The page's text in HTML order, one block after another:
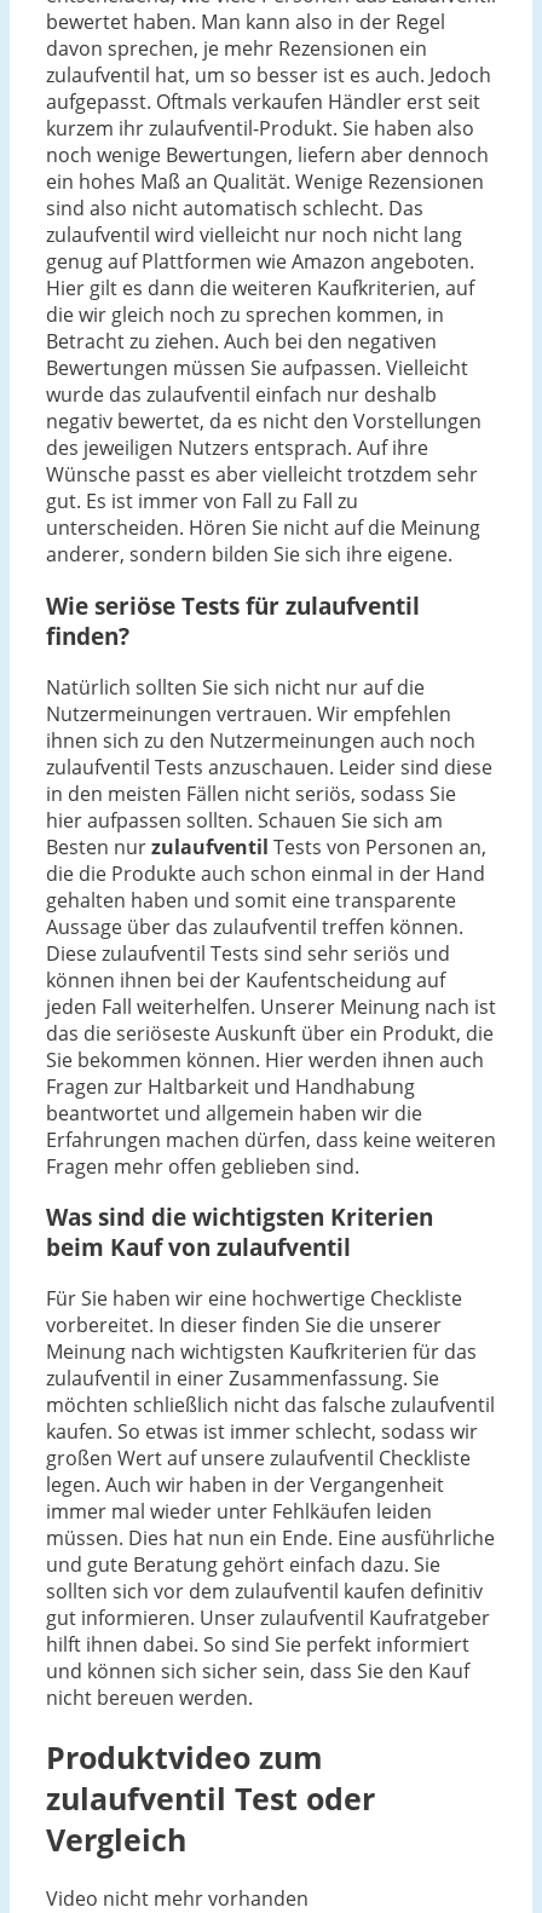
bewertet haben. Man kann also in der Regel
davon sprechen, je mehr Rezensionen ein
zulaufventil hat, um so besser ist es auch. Jedoch
aufgepasst. Oftmals verkaufen Händler erst seit
kurzem ihr zulaufventil-Produkt. Sie haben also
noch wenige Bewertungen, liefern aber dennoch
ein hohes Maß an Qualität. Wenige Rezensionen
sind also nicht automatisch schlecht. Das
zulaufventil wird vielleicht nur noch nicht lang
genug auf Plattformen wie Amazon angeboten.
Hier gilt es dann die weiteren Kaufkriterien, auf
die wir gleich noch zu sprechen kommen, in
Betracht zu ziehen. Auch bei den negativen
Bewertungen müssen Sie aufpassen. Vielleicht
wurde das zulaufventil einfach nur deshalb
negativ bewertet, da es nicht den Vorstellungen
des jeweiligen Nutzers entsprach. Auf ihre
Wünsche passt es aber vielleicht trotzdem sehr
gut. Es ist immer von Fall zu Fall zu
unterscheiden. Hören Sie nicht auf die Meinung
anderer, sondern bilden Sie sich ihre eigene.
Wie seriöse Tests für zulaufventil
finden?
Natürlich sollten Sie sich nicht nur auf die
Nutzermeinungen vertrauen. Wir empfehlen
ihnen sich zu den Nutzermeinungen auch noch
zulaufventil Tests anzuschauen. Leider sind diese
in den meisten Fällen nicht seriös, sodass Sie
hier aufpassen sollten. Schauen Sie sich am
Besten nurzulaufventil Tests von Personen an,
die die Produkte auch schon einmal in der Hand
gehalten haben und somit eine transparente
Aussage über das zulaufventil treffen können.
Diese zulaufventil Tests sind sehr seriös und
können ihnen bei der Kaufentscheidung auf
jeden Fall weiterhelfen. Unserer Meinung nach ist
das die seriöseste Auskunft über ein Produkt, die
Sie bekommen können. Hier werden ihnen auch
Fragen zur Haltbarkeit und Handhabung
beantwortet und allgemein haben wir die
Erfahrungen machen dürfen, dass keine weiteren
Fragen mehr offen geblieben sind.
Was sind die wichtigsten Kriterien
beim Kauf von zulaufventil
Für Sie haben wir eine hochwertige Checkliste
vorbereitet. In dieser finden Sie die unserer
Meinung nach wichtigsten Kaufkriterien für das
zulaufventil in einer Zusammenfassung. Sie
möchten schließlich nicht das falsche zulaufventil
kaufen. So etwas ist immer schlecht, sodass wir
großen Wert auf unsere zulaufventil Checkliste
legen. Auch wir haben in der Vergangenheit
immer mal wieder unter Fehlkäufen leiden
müssen. Dies hat nun ein Ende. Eine ausführliche
und gute Beratung gehört einfach dazu. Sie
sollten sich vor dem zulaufventil kaufen definitiv
gut informieren. Unser zulaufventil Kaufratgeber
hilft ihnen dabei. So sind Sie perfekt informiert
und können sich sicher sein, dass Sie den Kauf
nicht bereuen werden.
Produktvideo zum
zulaufventil Test oder
Vergleich
Video nicht mehr vorhanden